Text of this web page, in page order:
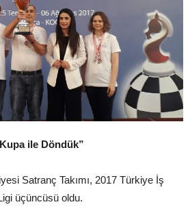
ile Döndük”
Satranç Takımı, 2017 Türkiye İş
üçüncüsü oldu.